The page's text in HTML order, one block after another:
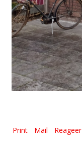
Print Mail Reageer